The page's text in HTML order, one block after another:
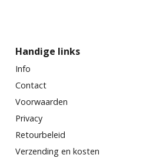
Handige links
Info
Contact
Voorwaarden
Privacy
Retourbeleid
Verzending en kosten